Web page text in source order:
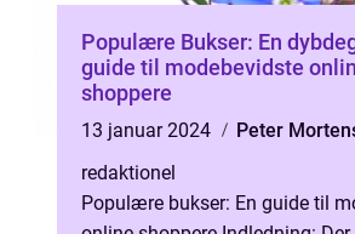
Populære Bukser: En
guide til modebevidste
shoppere
13 januar 2024
Peter
redaktionel
Populære bukser: En guide til